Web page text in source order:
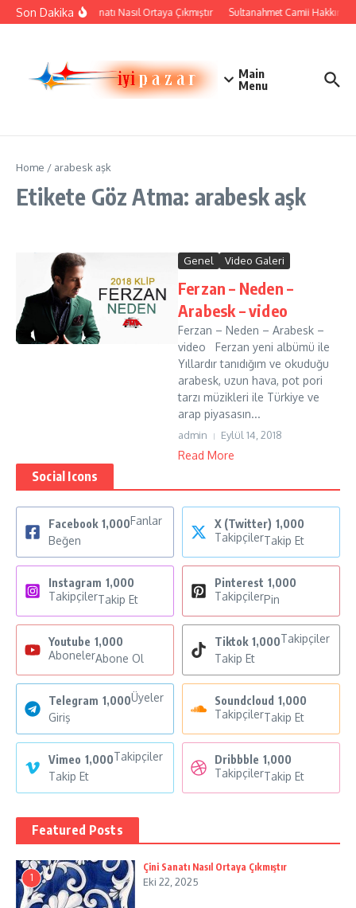
İçeriğe atla
Son DakikaÇini Sanatı Nasıl Ortaya Çıkmıştır Sultanahmet Camii
Main
Menu
Home / arabesk aşk
Etikete Göz Atma: arabesk aşk
Genel Video Galeri
Ferzan – Neden –
Arabesk – video
Ferzan – Neden – Arabesk –
video Ferzan yeni albümü ile
Yıllardır tanıdığım ve okuduğu
arabesk, uzun hava, pot pori
tarzı müzikleri ile Türkiye ve
arap piyasasın...
admin Eylül 14, 2018
Read More
Social Icons
Facebook 1,000Fanlar
Beğen
X (Twitter) 1,000
TakipçilerTakip Et
Instagram 1,000
TakipçilerTakip Et
Pinterest 1,000
TakipçilerPin
Youtube 1,000
AbonelerAbone Ol
Tiktok 1,000Takipçiler
Takip Et
Telegram 1,000Üyeler
Giriş
Soundcloud 1,000
TakipçilerTakip Et
Vimeo 1,000Takipçiler
Takip Et
Dribbble 1,000
TakipçilerTakip Et
Featured Posts
1
Çini Sanatı Nasıl Ortaya Çıkmıştır
Eki 22, 2025